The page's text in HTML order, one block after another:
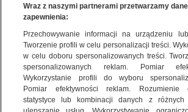
TVN24 | 80. ROCZNICA POWSTANIA W
Krystyna Budnicka
POLSKA
ŚWIAT
miasta:
WARSZAWA
Wraz z naszymi partnerami przetwarzamy
zapewnienia:
Przechowywanie informacji na urządzeniu
Tworzenie profili w celu personalizacji treści.
w celu doboru spersonalizowanych treści.
spersonalizowanych reklam. Pomiar
Wykorzystanie profili do wyboru
Pomiar efektywności reklam. Rozumienie
statystyce lub kombinacji danych z różnych